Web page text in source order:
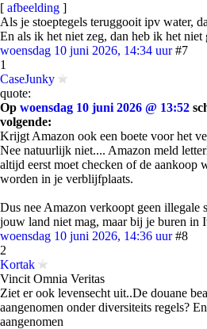
[ afbeelding ]
Als je stoeptegels teruggooit ipv water,
En als ik het niet zeg, dan heb ik het niet
woensdag 10 juni 2026, 14:34 uur #7
1
CaseJunky
quote:
Op woensdag 10 juni 2026 @ 13:52
volgende:
Krijgt Amazon ook een boete voor het
Nee natuurlijk niet.... Amazon meld
altijd eerst moet checken of de aankoop
worden in je verblijfplaats.
Dus nee Amazon verkoopt geen illegale
jouw land niet mag, maar bij je buren in
woensdag 10 juni 2026, 14:36 uur #8
2
Kortak
Vincit Omnia Veritas
Ziet er ook levensecht uit..De douane
aangenomen onder diversiteits regels?
aangenomen